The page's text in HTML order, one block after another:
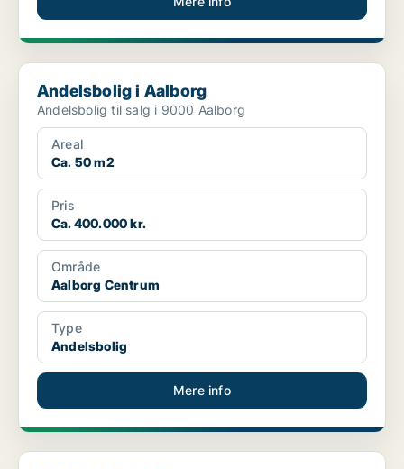
Andelsbolig i Aalborg
Andelsbolig i Aalborg
Andelsbolig til salg i 9000 Aalborg
Areal
Ca. 50 m2
Pris
Ca. 400.000 kr.
Område
Aalborg Centrum
Type
Andelsbolig
Mere info
Andelsbolig i Aalborg